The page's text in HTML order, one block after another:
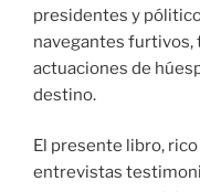
presidentes y
navegantes furtivos,
actuaciones de
destino.
El presente libro,
entrevistas